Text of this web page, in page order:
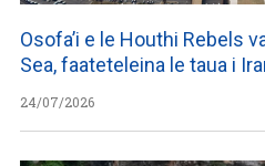
Osofa’i e le Houthi Rebels
Sea, faateteleina le taua i
24/07/2026